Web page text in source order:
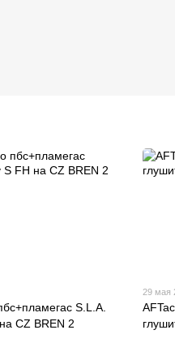
S.L.A.
CZ BREN 2
29 мая